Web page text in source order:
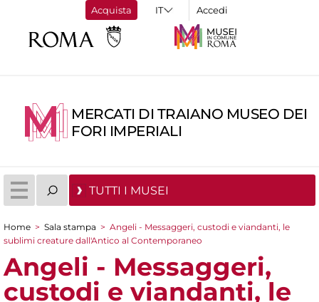
Acquista Accedi
MERCATI DI TRAIANO MUSEO DEI
FORI IMPERIALI
TUTTI I MUSEI
Tu sei qui
Home > Sala stampa > Angeli - Messaggeri, custodi e viandanti, le
sublimi creature dall'Antico al Contemporaneo
Angeli - Messaggeri,
custodi e viandanti, le